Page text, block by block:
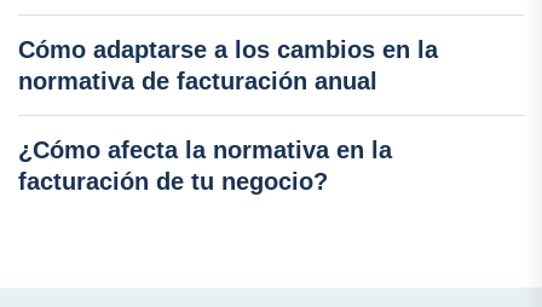
Cómo adaptarse a los cambios en la
normativa de facturación anual
¿Cómo afecta la normativa en la
facturación de tu negocio?